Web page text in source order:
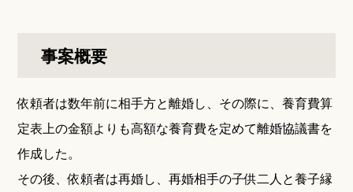
事案概要
依頼者は数年前に相手方と離婚し、その際に、養育費算
定表上の金額よりも高額な養育費を定めて離婚協議書を
作成した。
その後、依頼者は再婚し、再婚相手の子供二人と養子縁